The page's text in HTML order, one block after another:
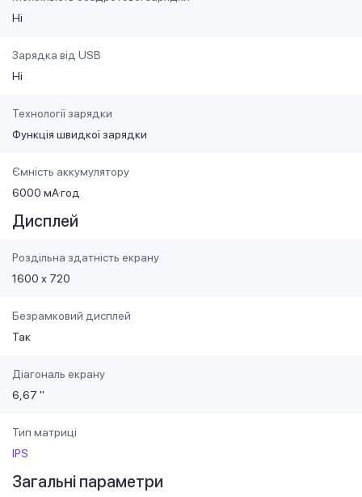
Ні
Зарядка від USB
Ні
Технології зарядки
Функція швидкої зарядки
Ємність аккумулятору
6000 мА·год
Дисплей
Роздільна здатність екрану
1600 х 720
Безрамковий дисплей
Так
Діагональ екрану
6,67 "
Тип матриці
IPS
Загальні параметри